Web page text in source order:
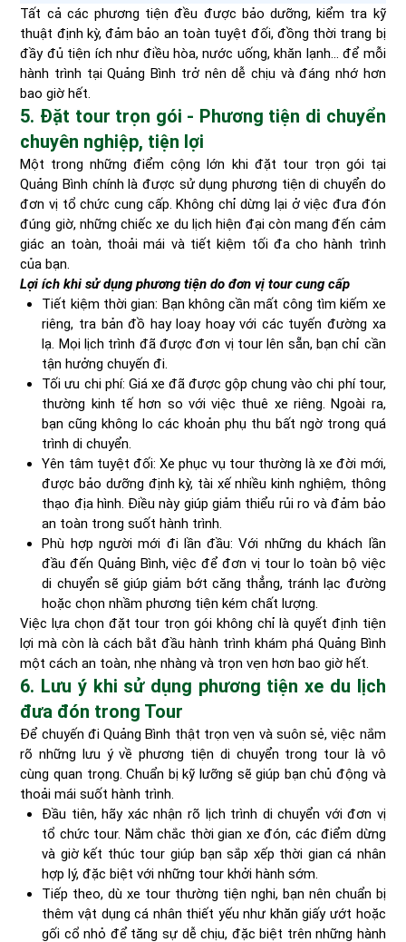
Tất cả các phương tiện đều được bảo dưỡng, kiểm tra kỹ
thuật định kỳ, đảm bảo an toàn tuyệt đối, đồng thời trang bị
đầy đủ tiện ích như điều hòa, nước uống, khăn lạnh… để mỗi
hành trình tại Quảng Bình trở nên dễ chịu và đáng nhớ hơn
bao giờ hết.
5. Đặt tour trọn gói - Phương tiện di chuyển
chuyên nghiệp, tiện lợi
Một trong những điểm cộng lớn khi đặt tour trọn gói tại
Quảng Bình chính là được sử dụng phương tiện di chuyển do
đơn vị tổ chức cung cấp. Không chỉ dừng lại ở việc đưa đón
đúng giờ, những chiếc xe du lịch hiện đại còn mang đến cảm
giác an toàn, thoải mái và tiết kiệm tối đa cho hành trình
của bạn.
Lợi ích khi sử dụng phương tiện do đơn vị tour cung cấp
Tiết kiệm thời gian: Bạn không cần mất công tìm kiếm xe
riêng, tra bản đồ hay loay hoay với các tuyến đường xa
lạ. Mọi lịch trình đã được đơn vị tour lên sẵn, bạn chỉ cần
tận hưởng chuyến đi.
Tối ưu chi phí: Giá xe đã được gộp chung vào chi phí tour,
thường kinh tế hơn so với việc thuê xe riêng. Ngoài ra,
bạn cũng không lo các khoản phụ thu bất ngờ trong quá
trình di chuyển.
Yên tâm tuyệt đối: Xe phục vụ tour thường là xe đời mới,
được bảo dưỡng định kỳ, tài xế nhiều kinh nghiệm, thông
thạo địa hình. Điều này giúp giảm thiểu rủi ro và đảm bảo
an toàn trong suốt hành trình.
Phù hợp người mới đi lần đầu: Với những du khách lần
đầu đến Quảng Bình, việc để đơn vị tour lo toàn bộ việc
di chuyển sẽ giúp giảm bớt căng thẳng, tránh lạc đường
hoặc chọn nhầm phương tiện kém chất lượng.
Việc lựa chọn đặt tour trọn gói không chỉ là quyết định tiện
lợi mà còn là cách bắt đầu hành trình khám phá Quảng Bình
một cách an toàn, nhẹ nhàng và trọn vẹn hơn bao giờ hết.
6. Lưu ý khi sử dụng phương tiện xe du lịch
đưa đón trong Tour
Để chuyến đi Quảng Bình thật trọn vẹn và suôn sẻ, việc nắm
rõ những lưu ý về phương tiện di chuyển trong tour là vô
cùng quan trọng. Chuẩn bị kỹ lưỡng sẽ giúp bạn chủ động và
thoải mái suốt hành trình.
Đầu tiên, hãy xác nhận rõ lịch trình di chuyển với đơn vị
tổ chức tour. Nắm chắc thời gian xe đón, các điểm dừng
và giờ kết thúc tour giúp bạn sắp xếp thời gian cá nhân
hợp lý, đặc biệt với những tour khởi hành sớm.
Tiếp theo, dù xe tour thường tiện nghi, bạn nên chuẩn bị
thêm vật dụng cá nhân thiết yếu như khăn giấy ướt hoặc
gối cổ nhỏ để tăng sự dễ chịu, đặc biệt trên những hành